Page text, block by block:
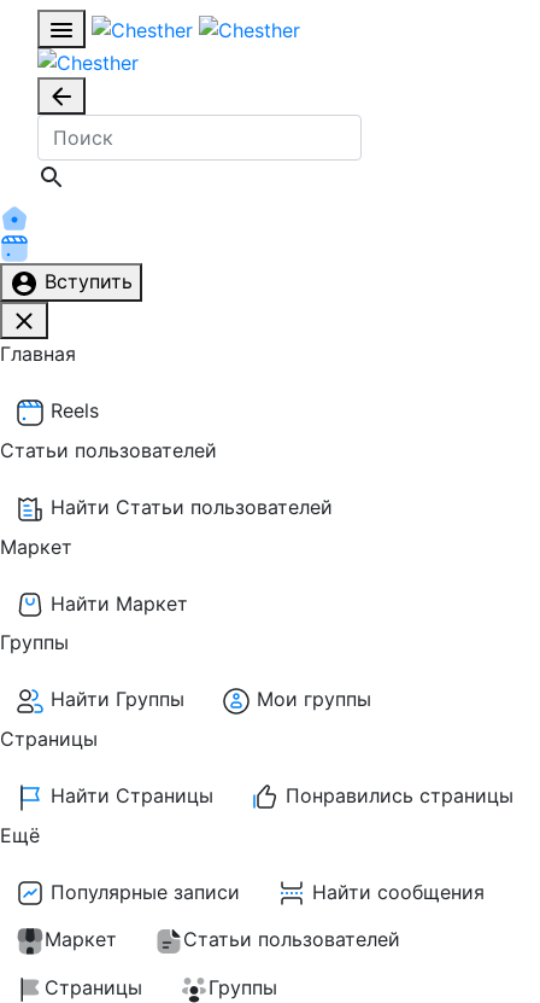
Вступить
Главная
Reels
Статьи пользователей
Найти Статьи пользователей
Маркет
Найти Маркет
Группы
Найти Группы
Мои группы
Страницы
Найти Страницы
Понравились страницы
Ещё
Популярные записи
Найти сообщения
Маркет
Статьи пользователей
Страницы
Группы